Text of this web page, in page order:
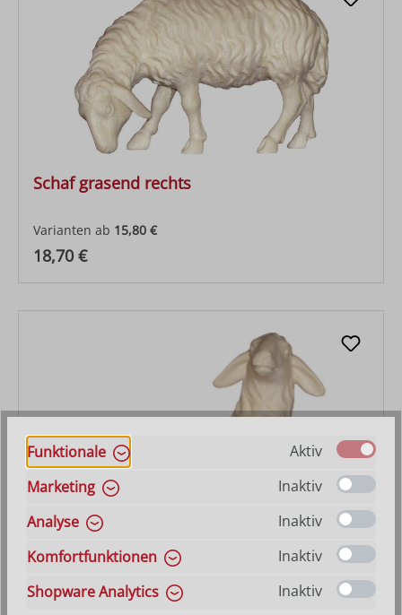
Schaf grasend rechts
Varianten ab 15,80 €
Regulärer Preis:
18,70 €
Schaf liegend links
Regulärer Preis:
18,70 €
Funktionale
Aktiv
Marketing
Inaktiv
Analyse
Inaktiv
Komfortfunktionen
Inaktiv
Shopware Analytics
Inaktiv